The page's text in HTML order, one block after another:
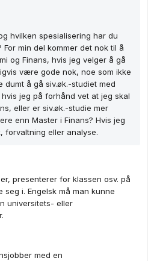
hvilken spesialisering har du
min del kommer det nok til å
og Finans, hvis jeg velger å gå
være gode nok, noe som ikke
å gå siv.øk.-studiet med
jeg på forhånd vet at jeg skal
eller er siv.øk.-studie mer
enn Master i Finans? Hvis jeg
forvaltning eller analyse.
presenterer for klassen osv. på
i. Engelsk må man kunne
universitets- eller
med en